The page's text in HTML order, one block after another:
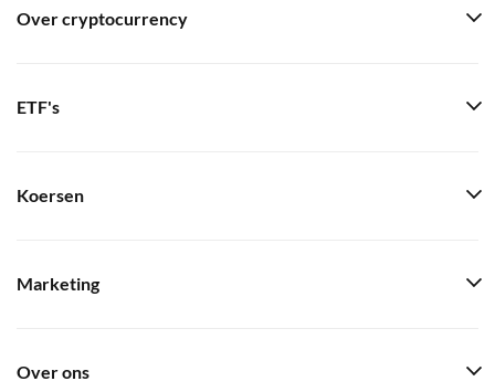
Over cryptocurrency
ETF's
Koersen
Marketing
Over ons